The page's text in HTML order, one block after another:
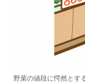
野菜の値段に愕然とす